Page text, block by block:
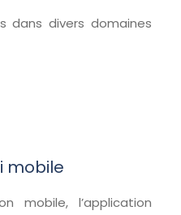
dans divers domaines
mobile
mobile, l’application